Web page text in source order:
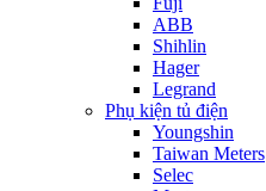
ABB
Shihlin
Hager
Legrand
Phụ kiện tủ điện
Youngshin
Taiwan Meters
Selec